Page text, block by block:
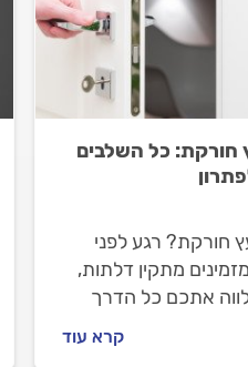
חורקת: כל השלבים
חורקת? רגע לפני
מתקין דלתות,
אתכם כל הדרך
מתנהלים מול
קרא עוד